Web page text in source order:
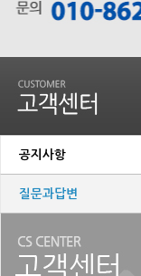
공지사항
질문과답변